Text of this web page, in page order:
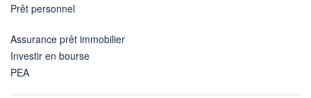
Prêt personnel
Assurance prêt immobilier
Investir en bourse
PEA